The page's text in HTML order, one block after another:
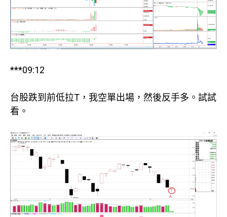
***09:12
台股跌到前低拉T，我空單出場，然後反手多。試試
看。